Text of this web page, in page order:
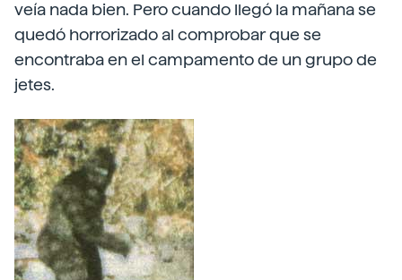
veía nada bien. Pero cuando llegó la mañana se
quedó horrorizado al comprobar que se
encontraba en el campamento de un grupo de
jetes.